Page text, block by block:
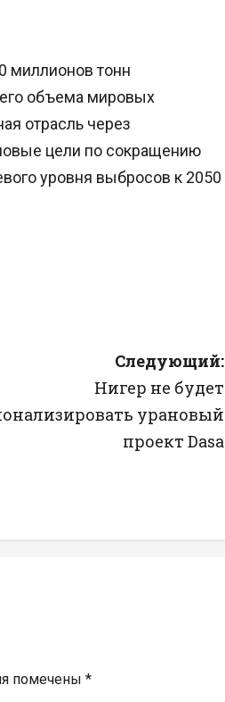
миллионов тонн
объема мировых
отрасль через
цели по сокращению
уровня выбросов к 2050
Следующий:
Нигер не будет
урановый
проект Dasa
помечены *